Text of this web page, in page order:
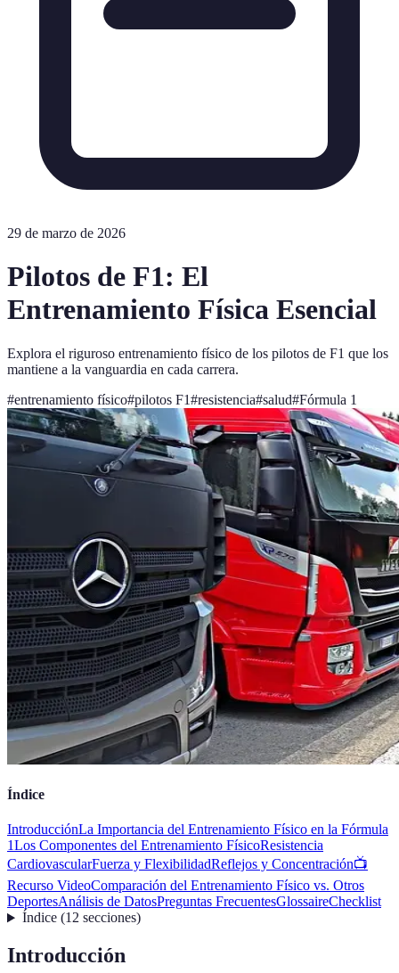
29 de marzo de 2026
Pilotos de F1: El
Entrenamiento Física Esencial
Explora el riguroso entrenamiento físico de los pilotos de F1 que los
mantiene a la vanguardia en cada carrera.
#entrenamiento físico#pilotos F1#resistencia#salud#Fórmula 1
Índice
IntroducciónLa Importancia del Entrenamiento Físico en la Fórmula
1Los Componentes del Entrenamiento FísicoResistencia
CardiovascularFuerza y FlexibilidadReflejos y Concentración📺
Recurso VideoComparación del Entrenamiento Físico vs. Otros
DeportesAnálisis de DatosPreguntas FrecuentesGlossaireChecklist
Índice(12 secciones)
Introducción